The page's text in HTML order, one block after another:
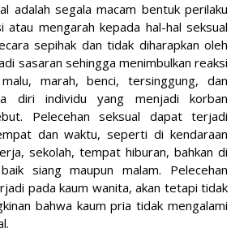
adalah segala macam bentuk perilaku
atau mengarah kepada hal-hal seksual
sepihak dan tidak diharapkan oleh
sasaran sehingga menimbulkan reaksi
marah, benci, tersinggung, dan
diri individu yang menjadi korban
Pelecehan seksual dapat terjadi
dan waktu, seperti di kendaraan
sekolah, tempat hiburan, bahkan di
siang maupun malam. Pelecehan
pada kaum wanita, akan tetapi tidak
bahwa kaum pria tidak mengalami